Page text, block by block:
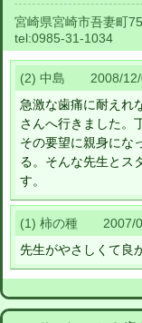
宮崎県宮崎市吾妻町
tel:0985-31-1034
(2) 中島 2008/12/
急激な歯痛に耐えれ
さんへ行きました。
その要望に親身にな
る。そんな先生とス
す。
(1) 柿の種 2007/
先生がやさしくて良